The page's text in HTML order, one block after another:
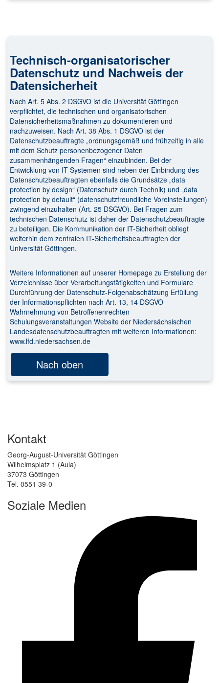
Technisch-organisatorischer
Datenschutz und Nachweis der
Datensicherheit
Nach Art. 5 Abs. 2 DSGVO ist die Universität Göttingen
verpflichtet, die technischen und organisatorischen
Datensicherheitsmaßnahmen zu dokumentieren und
nachzuweisen. Nach Art. 38 Abs. 1 DSGVO ist der
Datenschutzbeauftragte „ordnungsgemäß und frühzeitig in alle
mit dem Schutz personenbezogener Daten
zusammenhängenden Fragen“ einzubinden. Bei der
Entwicklung von IT-Systemen sind neben der Einbindung des
Datenschutzbeauftragten ebenfalls die Grundsätze „data
protection by design“ (Datenschutz durch Technik) und „data
protection by default“ (datenschutzfreundliche Voreinstellungen)
zwingend einzuhalten (Art. 25 DSGVO). Bei Fragen zum
technischen Datenschutz ist daher der Datenschutzbeauftragte
zu beteiligen. Die Kommunikation der IT-Sicherheit obliegt
weiterhin dem zentralen IT-Sicherheitsbeauftragten der
Universität Göttingen.
Weitere Informationen auf unserer Homepage zu Erstellung der
Verzeichnisse über Verarbeitungstätigkeiten und Formulare
Durchführung der Datenschutz-Folgenabschätzung Erfüllung
der Informationspflichten nach Art. 13, 14 DSGVO
Wahrnehmung von Betroffenenrechten
Schulungsveranstaltungen Website der Niedersächsischen
Landesdatenschutzbeauftragten mit weiteren Informationen:
www.lfd.niedersachsen.de
Nach oben
Kontakt
Georg-August-Universität Göttingen
Wilhelmsplatz 1 (Aula)
37073 Göttingen
Tel. 0551 39-0
Soziale Medien